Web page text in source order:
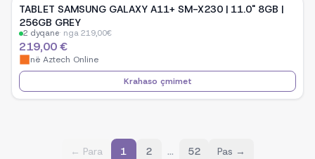
TABLET SAMSUNG GALAXY A11+ SM-X230 | 11.0" 8GB |
256GB GREY
2 dyqane· nga 219,00€
219,00 €
në Aztech Online
Krahaso çmimet
← Para 1 2 … 52 Pas →